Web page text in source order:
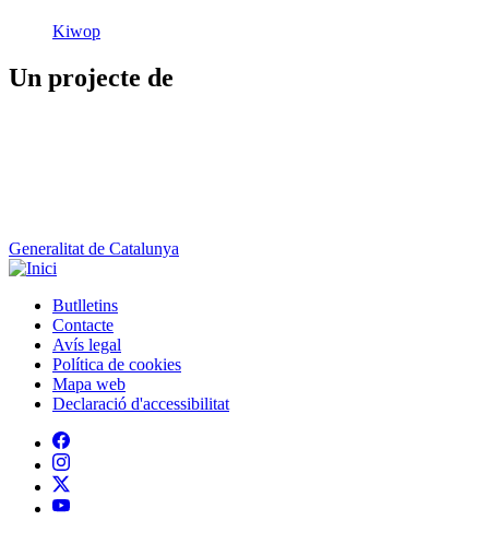
Kiwop
Un projecte de
Generalitat de Catalunya
Peu
Butlletins
Contacte
Avís legal
Política de cookies
Mapa web
Declaració d'accessibilitat